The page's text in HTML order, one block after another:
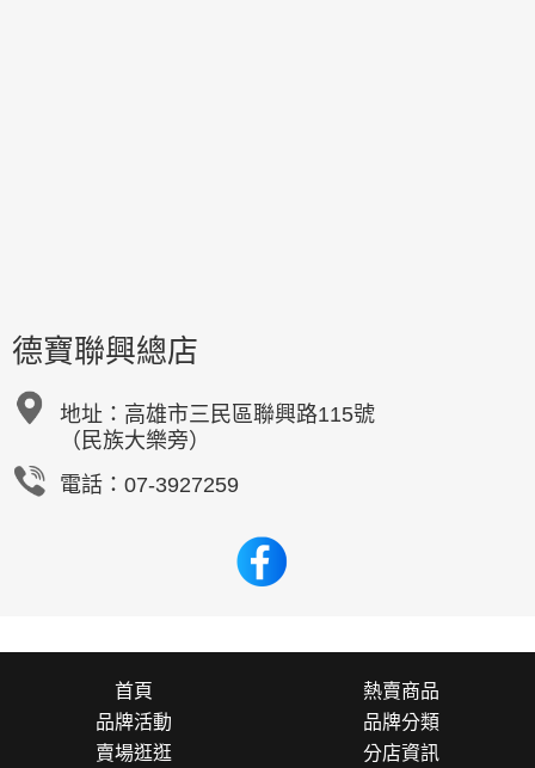
德寶聯興總店
地址： 高雄市三民區聯興路115號
（民族大樂旁）
電話：07-3927259
首頁
熱賣商品
品牌活動
品牌分類
賣場逛逛
分店資訊